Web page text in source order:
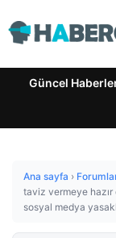
Güncel
Ana sayfa ›
taviz vermeye hazır
sosyal medya